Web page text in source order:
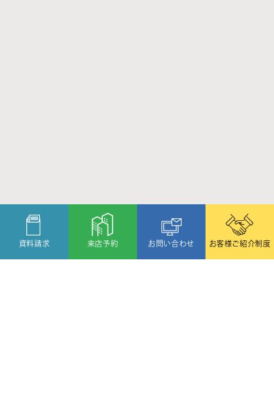
資料請求 来店予約 お問い合わせ お客様ご紹介制度